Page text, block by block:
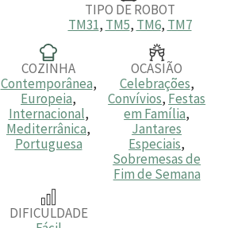
TIPO DE ROBOT
TM31, TM5, TM6, TM7
COZINHA
Contemporânea,
Europeia,
Internacional,
Mediterrânica,
Portuguesa
OCASIÃO
Celebrações,
Convívios, Festas
em Família,
Jantares
Especiais,
Sobremesas de
Fim de Semana
DIFICULDADE